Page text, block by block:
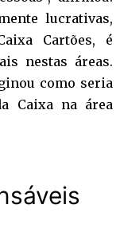
lucrativas,
Cartões, é
nestas áreas.
como seria
Caixa na área